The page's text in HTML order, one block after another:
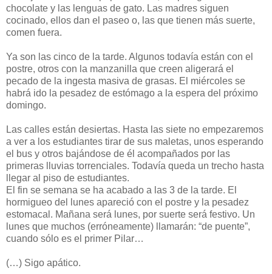
chocolate y las lenguas de gato. Las madres siguen
cocinado, ellos dan el paseo o, las que tienen más suerte,
comen fuera.
Ya son las cinco de la tarde. Algunos todavía están con el
postre, otros con la manzanilla que creen aligerará el
pecado de la ingesta masiva de grasas. El miércoles se
habrá ido la pesadez de estómago a la espera del próximo
domingo.
Las calles están desiertas. Hasta las siete no empezaremos
a ver a los estudiantes tirar de sus maletas, unos esperando
el bus y otros bajándose de él acompañados por las
primeras lluvias torrenciales. Todavía queda un trecho hasta
llegar al piso de estudiantes.
El fin se semana se ha acabado a las 3 de la tarde. El
hormigueo del lunes apareció con el postre y la pesadez
estomacal. Mañana será lunes, por suerte será festivo. Un
lunes que muchos (erróneamente) llamarán: “de puente”,
cuando sólo es el primer Pilar…
(…) Sigo apático.